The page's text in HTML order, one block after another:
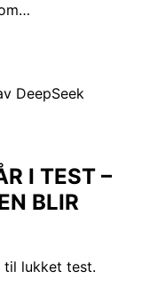
I TEST –
BLIR
til lukket test.